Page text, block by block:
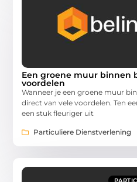
Een groene muur binnen
voordelen
Wanneer je een groene muur
direct van vele voordelen. Ten
een stuk fleuriger uit
Particuliere Dienstverlening